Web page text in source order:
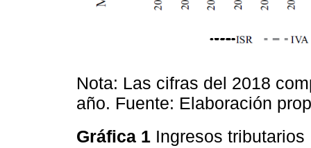
Nota: Las cifras del 2018
año. Fuente: Elaboración
Gráfica 1 Ingresos tributarios